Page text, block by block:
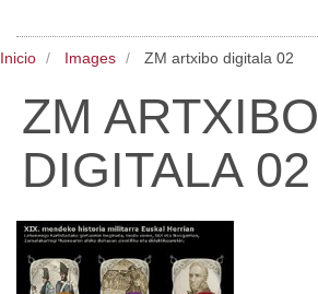
Inicio Images ZM artxibo digitala 02
ZM ARTXIBO
DIGITALA 02